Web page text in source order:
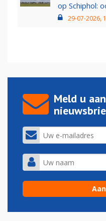
op Schiphol:
29-07-2026,
Meld u